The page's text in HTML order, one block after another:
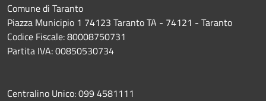
Comune di Taranto
Piazza Municipio 1 74123 Taranto TA - 74121 - Taranto
Codice Fiscale: 80008750731
Partita IVA: 00850530734
Centralino Unico: 099 4581111